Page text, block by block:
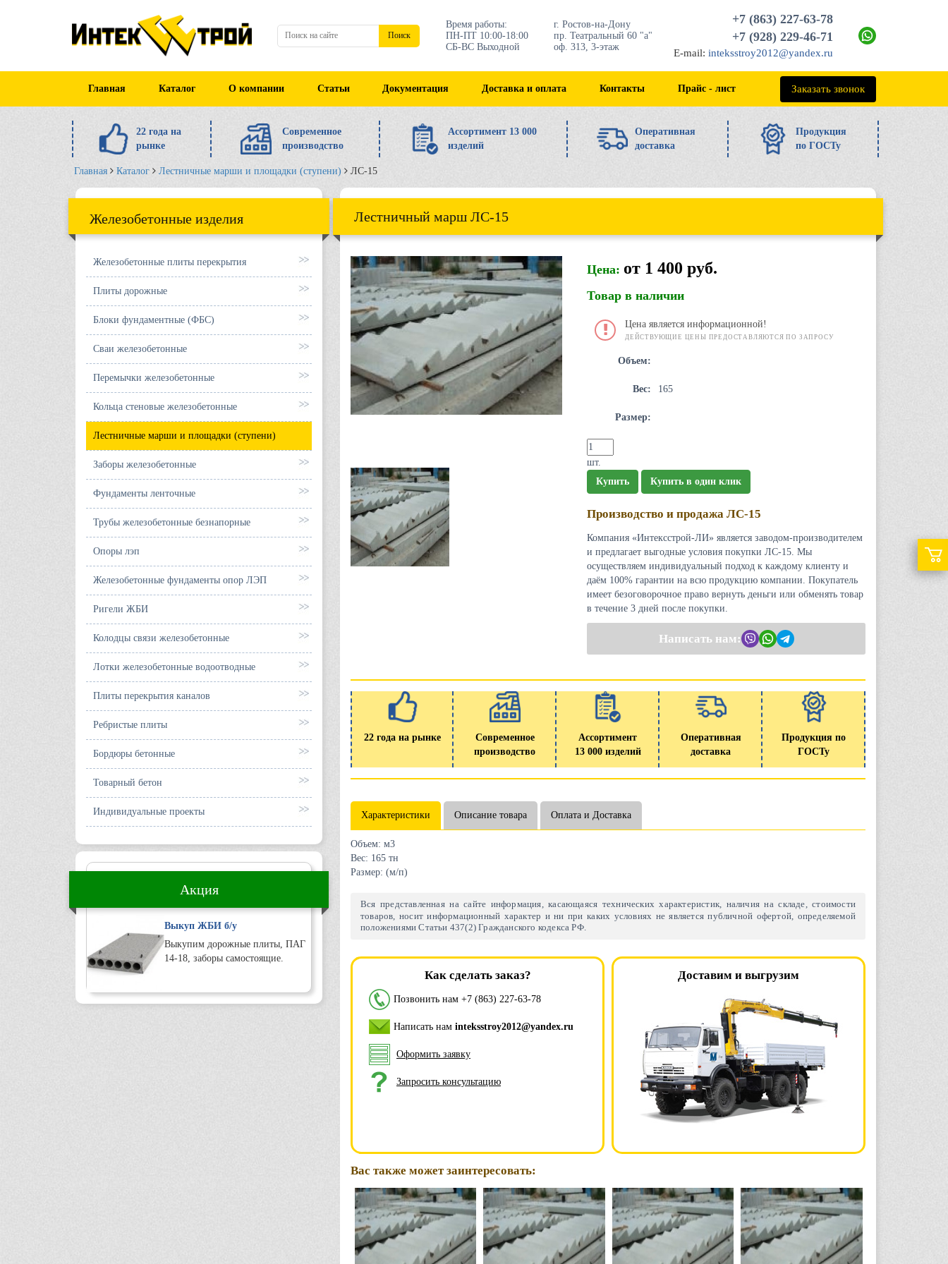
Поиск
Время работы:
ПН-ПТ 10:00-18:00
СБ-ВС Выходной
г. Ростов-на-Дону
пр. Театральный 60 "а"
оф. 313, 3-этаж
+7 (863) 227-63-78
+7 (928) 229-46-71
E-mail: inteksstroy2012@yandex.ru
Главная Каталог О компании Статьи Документация Доставка и оплата Контакты Прайс - лист +7 (863) 227-63-78
Заказать звонок
22 года на
рынке
Современное
производство
Ассортимент 13 000
изделий
Оперативная
доставка
Продукция
по ГОСТу
Главная Каталог Лестничные марши и площадки (ступени) ЛС-15
Железобетонные изделия
Железобетонные плиты перекрытия
Плиты дорожные
Блоки фундаментные (ФБС)
Сваи железобетонные
Перемычки железобетонные
Кольца стеновые железобетонные
Лестничные марши и площадки (ступени)
Заборы железобетонные
Фундаменты ленточные
Трубы железобетонные безнапорные
Опоры лэп
Железобетонные фундаменты опор ЛЭП
Ригели ЖБИ
Колодцы связи железобетонные
Лотки железобетонные водоотводные
Плиты перекрытия каналов
Ребристые плиты
Бордюры бетонные
Товарный бетон
Индивидуальные проекты
Акция
Выкуп ЖБИ б/у
Выкупим дорожные плиты, ПАГ
14-18, заборы самостоящие.
Лестничный марш ЛС-15
Цена: от 1 400 руб.
Товар в наличии
Цена является информационной!
ДЕЙСТВУЮЩИЕ ЦЕНЫ ПРЕДОСТАВЛЯЮТСЯ ПО ЗАПРОСУ
Объем:
Вес: 165
Размер:
шт.
Купить
Купить в один клик
Производство и продажа ЛС-15
Компания «Интексстрой-ЛИ» является заводом-производителем
и предлагает выгодные условия покупки ЛС-15. Мы
осуществляем индивидуальный подход к каждому клиенту и
даём 100% гарантии на всю продукцию компании. Покупатель
имеет безоговорочное право вернуть деньги или обменять товар
в течение 3 дней после покупки.
Написать нам:
22 года на рынке
Современное
производство
Ассортимент
13 000 изделий
Оперативная
доставка
Продукция по
ГОСТу
Характеристики Описание товара Оплата и Доставка
Объем: м3
Вес: 165 тн
Размер: (м/п)
Вся представленная на сайте информация, касающаяся технических характеристик, наличия на складе, стоимости
товаров, носит информационный характер и ни при каких условиях не является публичной офертой, определяемой
положениями Статьи 437(2) Гражданского кодекса РФ.
Как сделать заказ?
Позвонить нам +7 (863) 227-63-78
Написать нам inteksstroy2012@yandex.ru
Оформить заявку
Запросить консультацию
Доставим и выгрузим
Вас также может заинтересовать: